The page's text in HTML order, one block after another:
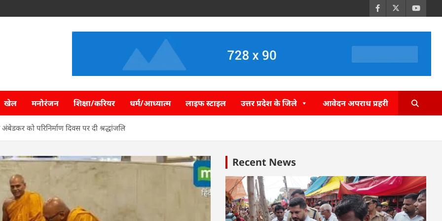
खेल मनोरंजन शिक्षा/करियर धर्म/आध्यात्म लाइफ स्टाइल उत्तर प्रदेश के जिले आवेदन अपराध प्रहरी
अंबेडकर को परिनिर्माण दिवस पर दी श्रद्धांजलि
Recent News